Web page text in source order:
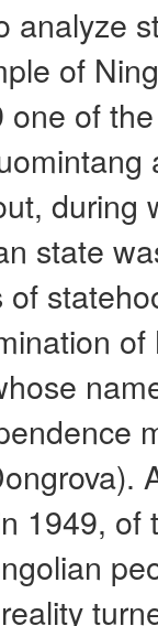
analyze
of
of
during
state
1949,